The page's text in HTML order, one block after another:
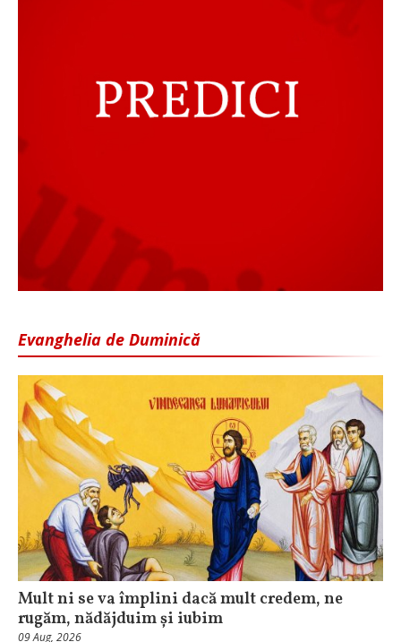
Evanghelia de Duminică
Mult ni se va împlini dacă mult credem, ne
rugăm, nădăjduim și iubim
09 Aug, 2026